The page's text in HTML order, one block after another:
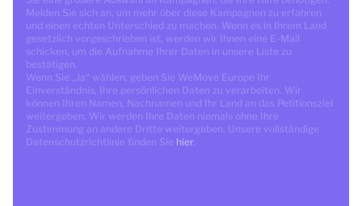
Melden Sie sich an, um mehr über diese Kampagnen zu erfahren
und einen echten Unterschied zu machen. Wenn es in Ihrem Land
gesetzlich vorgeschrieben ist, werden wir Ihnen eine E-Mail
schicken, um die Aufnahme Ihrer Daten in unsere Liste zu
bestätigen.
Wenn Sie „Ja“ wählen, geben Sie WeMove Europe Ihr
Einverständnis, Ihre persönlichen Daten zu verarbeiten. Wir
können Ihren Namen, Nachnamen und Ihr Land an das Petitionsziel
weitergeben. Wir werden Ihre Daten niemals ohne Ihre
Zustimmung an andere Dritte weitergeben. Unsere vollständige
Datenschutzrichtlinie finden Sie hier.